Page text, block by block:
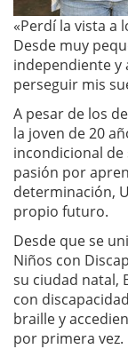
«Perdí la vista a
Desde muy
independiente
perseguir mis
A pesar de los
la joven de 20
incondicional de
pasión por
determinación,
propio futuro.
Desde que se
Niños con
su ciudad natal,
con
braille y
por primera vez.